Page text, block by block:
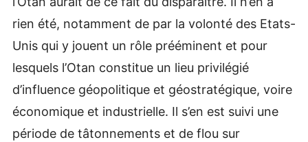
rien été, notamment de par la volonté des Etats-
Unis qui y jouent un rôle prééminent et pour
lesquels l’Otan constitue un lieu privilégié
d’influence géopolitique et géostratégique, voire
économique et industrielle. Il s’en est suivi une
période de tâtonnements et de flou sur